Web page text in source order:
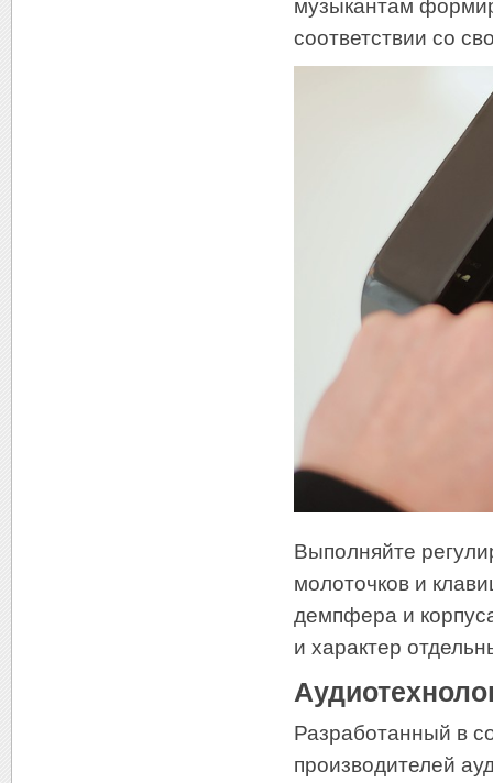
музыкантам
соответствии со
Выполняйте
молоточков и
демпфера и
и характер
Разработанный в
производителей